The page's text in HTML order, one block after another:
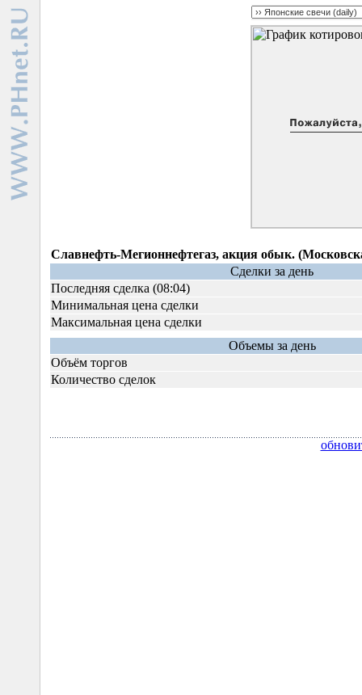
Славнефть-Мегионнефтегаз, акция обык.
Сделки за день
Последняя сделка (08:04)
Минимальная цена сделки
Максимальная цена сделки
Объемы за день
Объём торгов
Количество сделок